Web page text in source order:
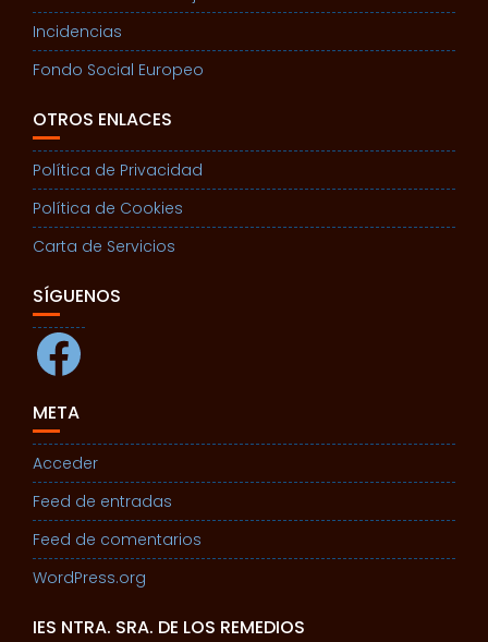
Incidencias
Fondo Social Europeo
OTROS ENLACES
Política de Privacidad
Política de Cookies
Carta de Servicios
SÍGUENOS
Facebook
META
Acceder
Feed de entradas
Feed de comentarios
WordPress.org
IES NTRA. SRA. DE LOS REMEDIOS